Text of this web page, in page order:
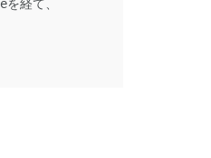
経て、